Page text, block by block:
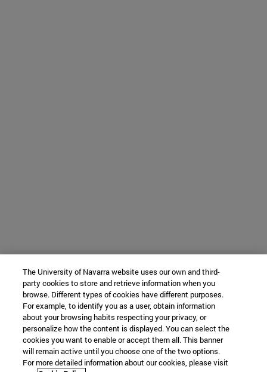
The University of Navarra website uses our own and third-
party cookies to store and retrieve information when you
browse. Different types of cookies have different purposes.
For example, to identify you as a user, obtain information
about your browsing habits respecting your privacy, or
personalize how the content is displayed. You can select the
cookies you want to enable or accept them all. This banner
will remain active until you choose one of the two options.
For more detailed information about our cookies, please visit